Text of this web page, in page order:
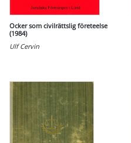
Ocker som civilrättslig företeelse
(1984)
Ulf Cervin